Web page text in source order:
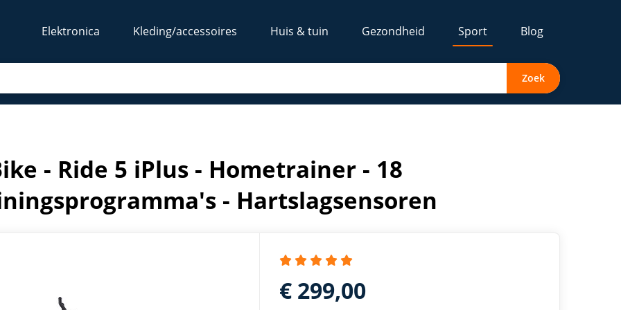
Elektronica Kleding/accessoires Huis & tuin Gezondheid Sport Blog
Zoek
- Hartslagsensoren
- Ride 5 iPlus - Hometrainer - 18
- Hartslagsensoren
€ 299,00